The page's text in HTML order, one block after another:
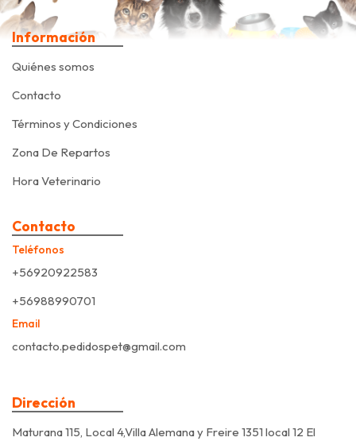
Información
Quiénes somos
Contacto
Términos y Condiciones
Zona De Repartos
Hora Veterinario
Contacto
Teléfonos
+56920922583
+56988990701
Email
contacto.pedidospet@gmail.com
Dirección
Maturana 115, Local 4,Villa Alemana y Freire 1351 local 12 El